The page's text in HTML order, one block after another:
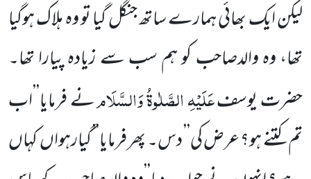
لیکن ایک بھائی ہمارے ساتھ جنگل گیا تو وہ ہلاک ہوگیا
تھا، وہ والدصاحب کو ہم سب سے زیادہ پیارا تھا۔
حضرت یوسفعَلَیْہِ الصَّلٰوۃُ وَالسَّلَامنے فرمایا’’اب
تم کتنے ہو؟ عرض کی’’ دس۔ پھر فرمایا’’ گیارہواں کہاں